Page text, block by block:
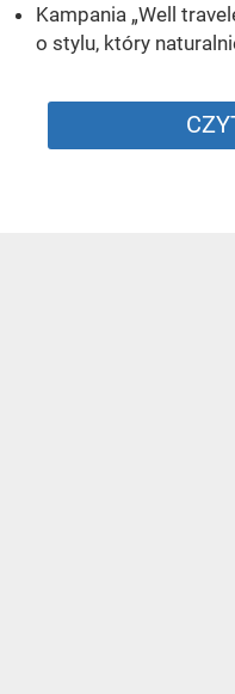
Kampania „Well
o stylu, który